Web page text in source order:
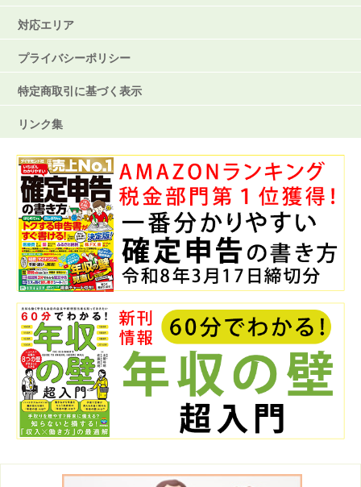
対応エリア
プライバシーポリシー
特定商取引に基づく表示
リンク集